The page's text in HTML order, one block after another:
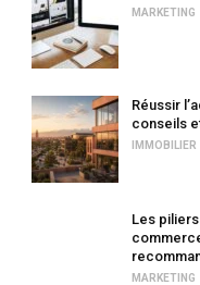
MARKETING
Réussir
conseils
IMMOBILIER
Les
MARKETING